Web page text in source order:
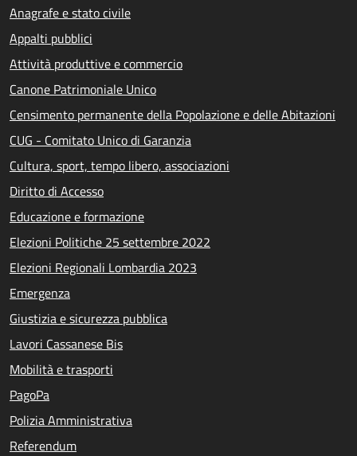
Anagrafe e stato civile
Appalti pubblici
Attività produttive e commercio
Canone Patrimoniale Unico
Censimento permanente della Popolazione e delle Abitazioni
CUG - Comitato Unico di Garanzia
Cultura, sport, tempo libero, associazioni
Diritto di Accesso
Educazione e formazione
Elezioni Politiche 25 settembre 2022
Elezioni Regionali Lombardia 2023
Emergenza
Giustizia e sicurezza pubblica
Lavori Cassanese Bis
Mobilità e trasporti
PagoPa
Polizia Amministrativa
Referendum